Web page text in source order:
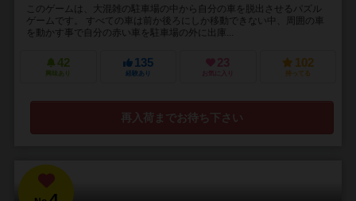
このゲームは、大混雑の駐車場の中から自分の車を脱出させるパズル
ゲームです。 すべての車は前か後ろにしか移動できない中、周囲の車
を動かす事で自分の赤い車を駐車場の外に出庫...
42
興味あり
135
経験あり
23
お気に入り
102
持ってる
再入荷までお待ち下さい